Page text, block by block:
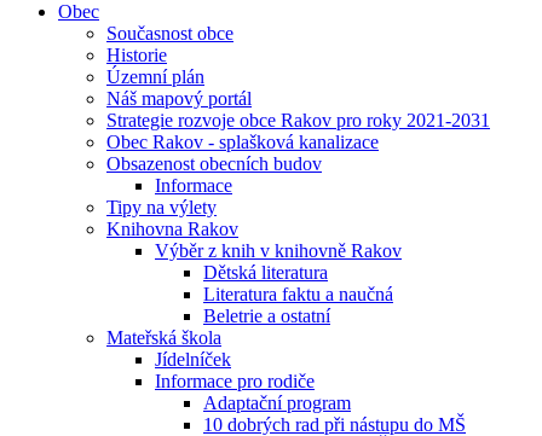
Obec
Současnost obce
Historie
Územní plán
Náš mapový portál
Strategie rozvoje obce Rakov pro roky 2021-2031
Obec Rakov - splašková kanalizace
Obsazenost obecních budov
Informace
Tipy na výlety
Knihovna Rakov
Výběr z knih v knihovně Rakov
Dětská literatura
Literatura faktu a naučná
Beletrie a ostatní
Mateřská škola
Jídelníček
Informace pro rodiče
Adaptační program
10 dobrých rad při nástupu do MŠ